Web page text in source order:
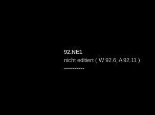
92.NE1
nicht editiert ( W 92.6, A 92.11 )
----------